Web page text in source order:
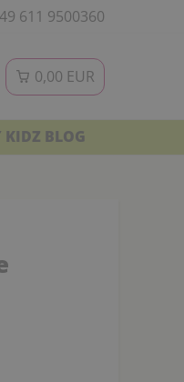
611 9500360
0,00 EUR
KIDZ BLOG